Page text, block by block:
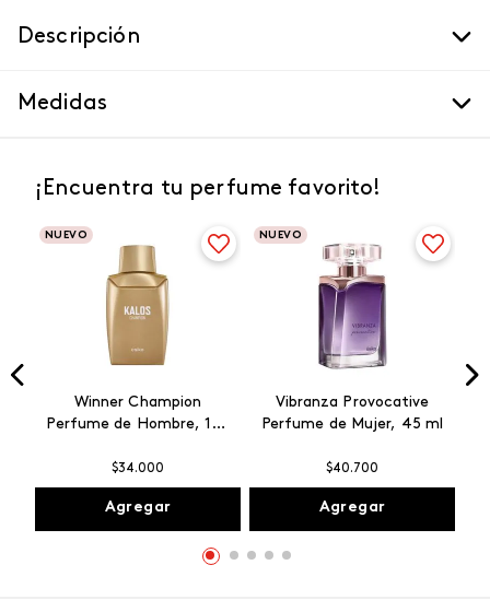
Descripción
Medidas
¡Encuentra tu perfume favorito!
NUEVO
Winner Champion
Perfume de Hombre, 100
$34.000
Agregar
NUEVO
Vibranza Provocative
Perfume de Mujer, 45 ml
$40.700
Agregar